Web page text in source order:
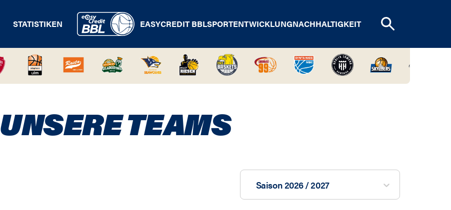
STATISTIKEN EASYCREDIT BBLSPORTENTWICKLUNGNACHHALTIGKEIT
UNSERE TEAMS
Saison 2026 / 2027